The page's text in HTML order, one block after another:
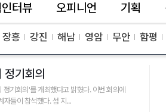
장흥 강진 해남 영암 무안 함평
터뷰 오피니언 기획
기회의
기회의'를 개최했다고 밝혔다. 이번 회의에
는 24개 섬 지역 지자체장 및 행정안전부, 한국섬진흥원 등 유관기관 관계자들이 참석했다. 섬 지...